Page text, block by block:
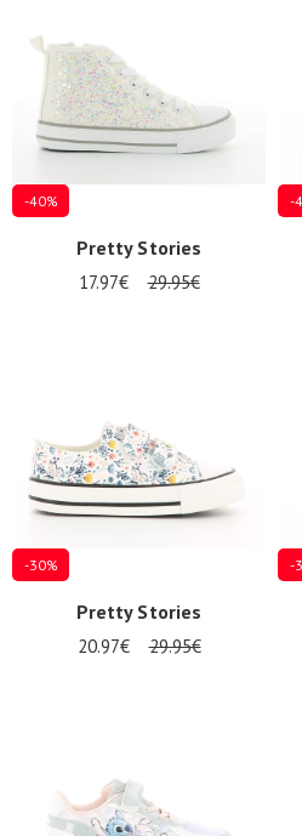
-40%
Pretty Stories
17.97€ 29.95€
-
-30%
Pretty Stories
20.97€ 29.95€
-